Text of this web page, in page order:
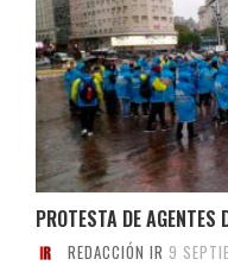
PROTESTA DE AGENTES
REDACCIÓN IR 9